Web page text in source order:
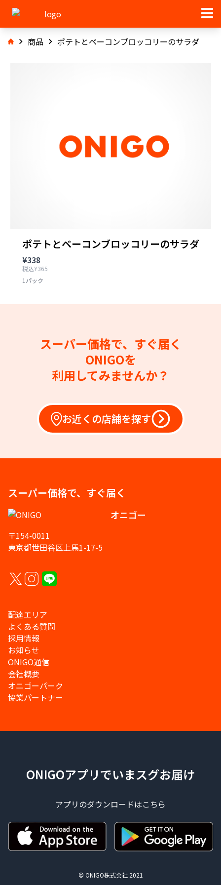
商品 ポテトとベーコンブロッコリーのサラダ
ポテトとベーコンブロッコリーのサラダ
¥338
税込¥365
1パック
スーパー価格で、すぐ届く
ONIGOを
利用してみませんか？
お近くの店舗を探す
スーパー価格で、すぐ届く
オニゴー
〒154-0011
東京都世田谷区上馬1-17-5
配達エリア
よくある質問
採用情報
お知らせ
ONIGO通信
会社概要
オニゴーパーク
協業パートナー
ONIGOアプリでいまスグお届け
アプリのダウンロードはこちら
© ONIGO株式会社 2021